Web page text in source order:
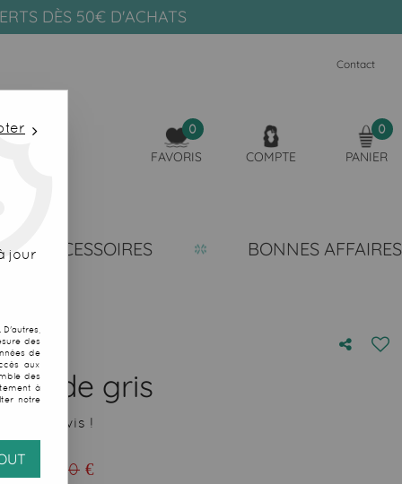
DÈS 50€ D'ACHATS
Contact
0
FAVORIS COMPTE
0
PANIER
ACCESSOIRES BONNES AFFAIRES
de gris
votre avis !
de 21,50 €
jour
des
de
aux
des
à
notre